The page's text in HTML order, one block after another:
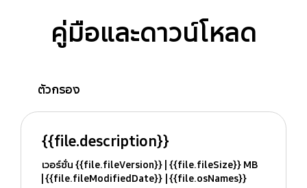
คู่มือและดาวน์โหลด
ตัวกรอง
{{file.description}}
เวอร์ชั่น {{file.fileVersion}} {{file.fileSize}} MB
{{file.fileModifiedDate}} {{file.osNames}}